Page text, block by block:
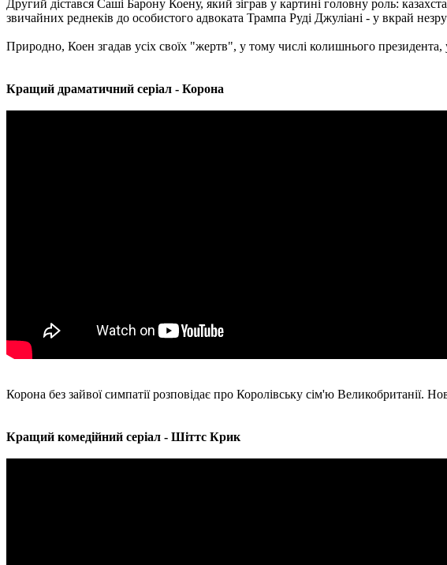
Другий дістався Саші Барону Коену, який зіграв у картині головну роль:
звичайних реднеків до особистого адвоката Трампа Руді Джуліані - у вкрай
Природно, Коен згадав усіх своїх "жертв", у тому числі колишнього
Кращий драматичний серіал - Корона
Корона без зайвої симпатії розповідає про Королівську сім'ю Великобританії.
Кращий комедійний серіал - Шіттс Крик